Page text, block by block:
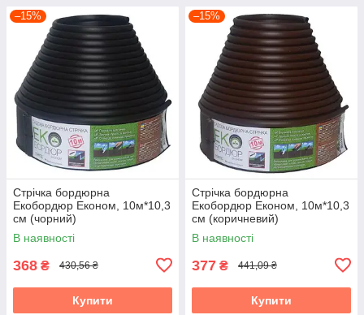
–15%
Стрічка бордюрна
Екобордюр Економ, 10м*10,3
см (чорний)
В наявності
368 ₴ 430,56 ₴
Купити
–15%
Стрічка бордюрна
Екобордюр Економ, 10м*10,3
см (коричневий)
В наявності
377 ₴ 441,09 ₴
Купити